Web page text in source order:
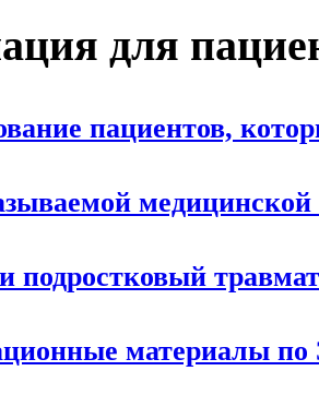
для
пациентов,
подростковый
материалы